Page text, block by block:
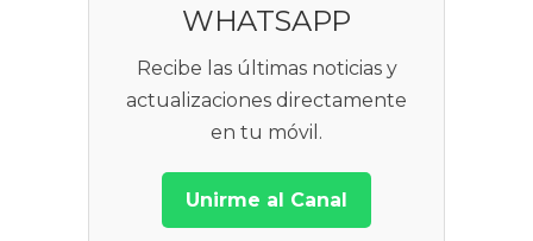
WHATSAPP
Recibe las últimas noticias y
actualizaciones directamente
en tu móvil.
Unirme al Canal